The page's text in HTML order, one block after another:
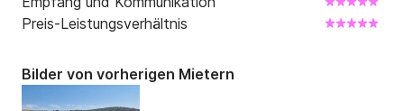
Insel Vis – Blaue Grotte – strengstens verboten.
(Jeder Versuch, die Insel zu besuchen, wird bestraft.)
Preis-Leistungsverhältnis
Bilder von vorherigen Mietern